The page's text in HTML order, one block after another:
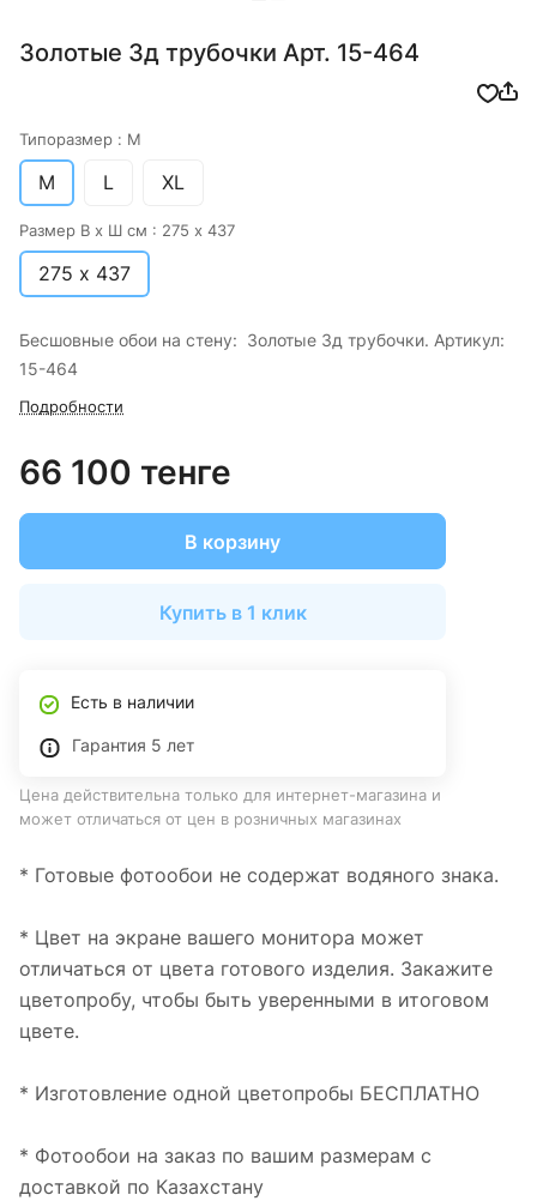
Золотые 3д трубочки Арт. 15-464
Типоразмер : M
M L XL
Размер В х Ш см : 275 х 437
275 х 437
Бесшовные обои на стену: Золотые 3д трубочки. Артикул:
15-464
Подробности
66 100 тенге
В корзину
Купить в 1 клик
Есть в наличии
Гарантия 5 лет
Цена действительна только для интернет-магазина и
может отличаться от цен в розничных магазинах
* Готовые фотообои не содержат водяного знака.
* Цвет на экране вашего монитора может
отличаться от цвета готового изделия. Закажите
цветопробу, чтобы быть уверенными в итоговом
цвете.
* Изготовление одной цветопробы БЕСПЛАТНО
* Фотообои на заказ по вашим размерам с
доставкой по Казахстану